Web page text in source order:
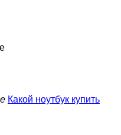
Какой ноутбук купить